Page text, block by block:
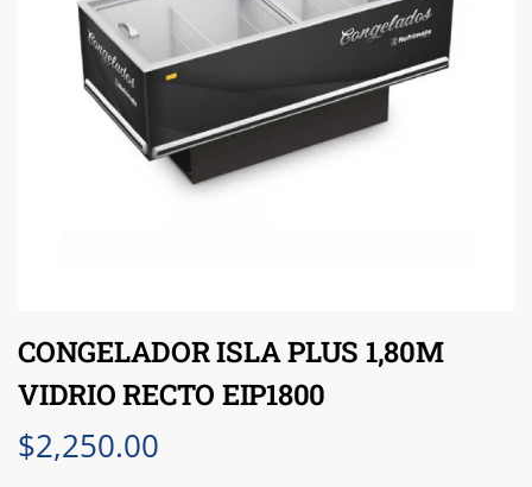
CONGELADOR ISLA PLUS 1,80M
VIDRIO RECTO EIP1800
$2,250.00